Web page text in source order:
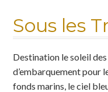
Sous les
Destination le soleil
d’embarquement pour
fonds marins, le ciel